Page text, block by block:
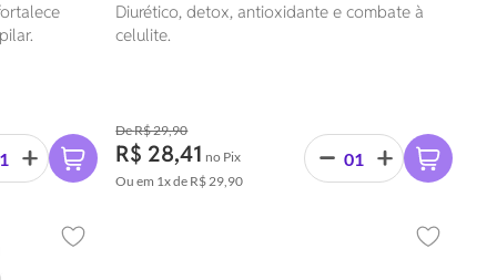
Diurético, detox, antioxidante e combate à
celulite.
R$ 29,90
R$ 28,41 no Pix
Ou em 1xde R$ 29,90
Adicionar aos favoritos Adicionar